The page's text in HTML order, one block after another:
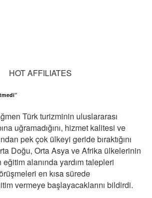
HOT AFFILIATES
Türk turizminin uluslararası
uğramadığını, hizmet kalitesi ve
pek çok ülkeyi geride bıraktığını
Doğu, Orta Asya ve Afrika ülkelerinin
alanında yardım talepleri
en kısa sürede
vermeye başlayacaklarını bildirdi.